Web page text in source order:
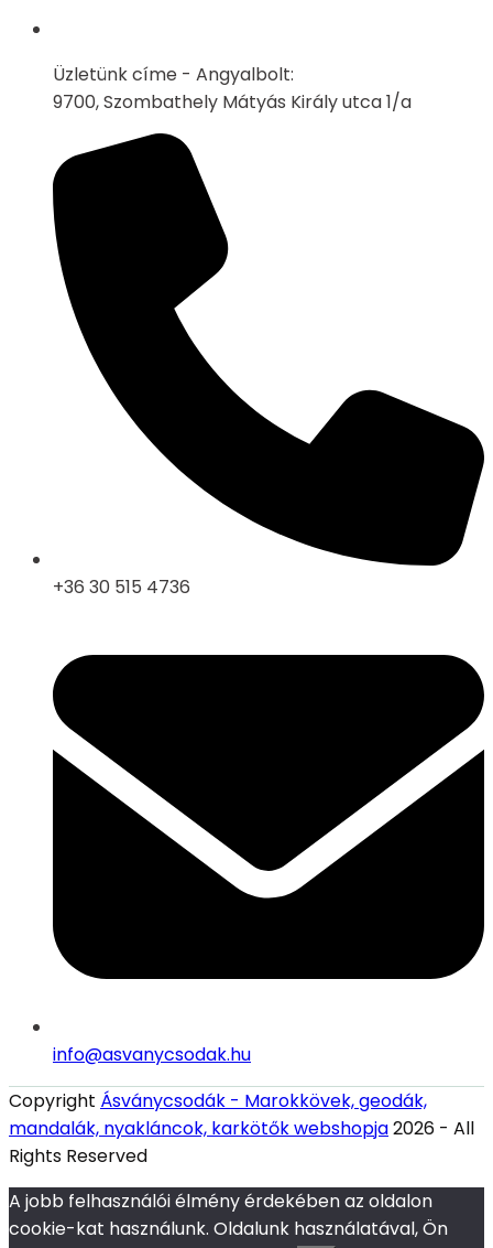
Üzletünk címe - Angyalbolt:
9700, Szombathely Mátyás Király utca 1/a
+36 30 515 4736
info@asvanycsodak.hu
Copyright Ásványcsodák - Marokkövek, geodák,
mandalák, nyakláncok, karkötők webshopja2026 - All
Rights Reserved
A jobb felhasználói élmény érdekében az oldalon
cookie-kat használunk. Oldalunk használatával, Ön